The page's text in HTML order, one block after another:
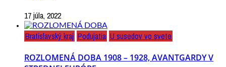
17 júla, 2022
Bratislavský kraj Podujatia U susedov vo svete
ROZLOMENÁ DOBA 1908 – 1928, AVANTGARDY V